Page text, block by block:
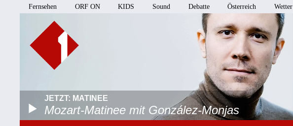
Fernsehen ORF ON KIDS Sound Debatte Österreich Wetter
JETZT: MATINEE
Mozart-Matinee mit González-Monjas